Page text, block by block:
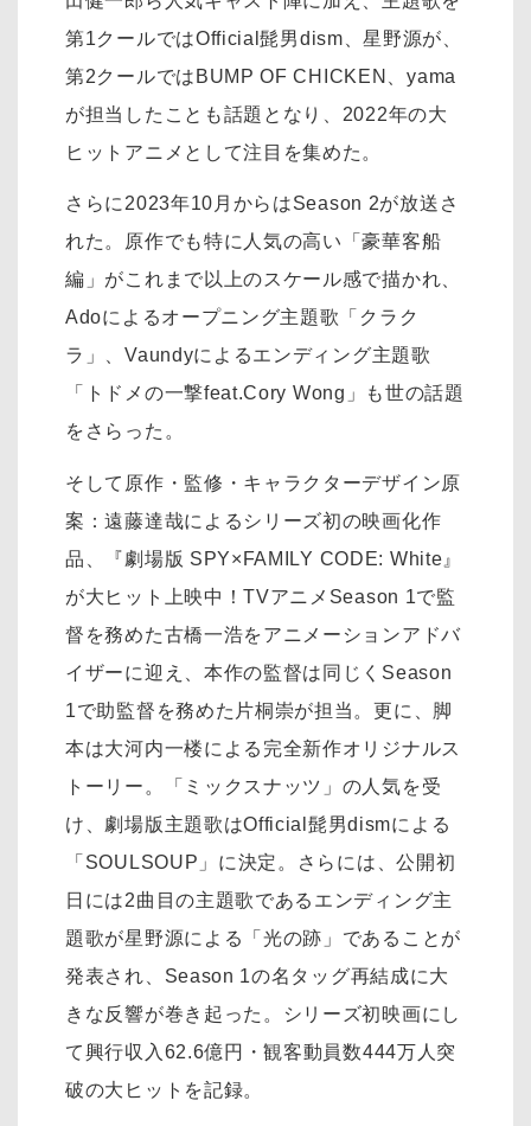
第1クールではOfficial髭男dism、星野源が、
第2クールではBUMP OF CHICKEN、yama
が担当したことも話題となり、2022年の大
ヒットアニメとして注目を集めた。
さらに2023年10月からはSeason 2が放送さ
れた。原作でも特に人気の高い「豪華客船
編」がこれまで以上のスケール感で描かれ、
Adoによるオープニング主題歌「クラク
ラ」、Vaundyによるエンディング主題歌
「トドメの一撃feat.Cory Wong」も世の話題
をさらった。
そして原作・監修・キャラクターデザイン原
案：遠藤達哉によるシリーズ初の映画化作
品、『劇場版 SPY×FAMILY CODE: White』
が大ヒット上映中！TVアニメSeason 1で監
督を務めた古橋一浩をアニメーションアドバ
イザーに迎え、本作の監督は同じくSeason
1で助監督を務めた片桐崇が担当。更に、脚
本は大河内一楼による完全新作オリジナルス
トーリー。「ミックスナッツ」の人気を受
け、劇場版主題歌はOfficial髭男dismによる
「SOULSOUP」に決定。さらには、公開初
日には2曲目の主題歌であるエンディング主
題歌が星野源による「光の跡」であることが
発表され、Season 1の名タッグ再結成に大
きな反響が巻き起った。シリーズ初映画にし
て興行収入62.6億円・観客動員数444万人突
破の大ヒットを記録。